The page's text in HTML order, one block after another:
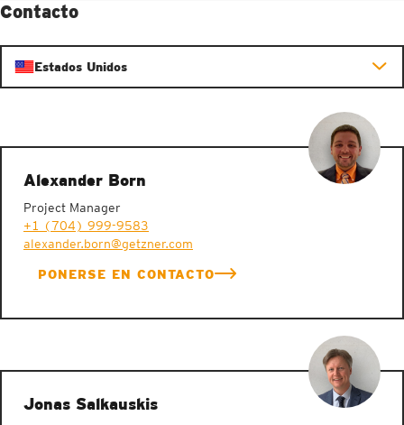
Contacto
Estados Unidos
Alexander Born
Project Manager
+1 (704) 999-9583
alexander.born@getzner.com
PONERSE EN CONTACTO
Jonas Salkauskis